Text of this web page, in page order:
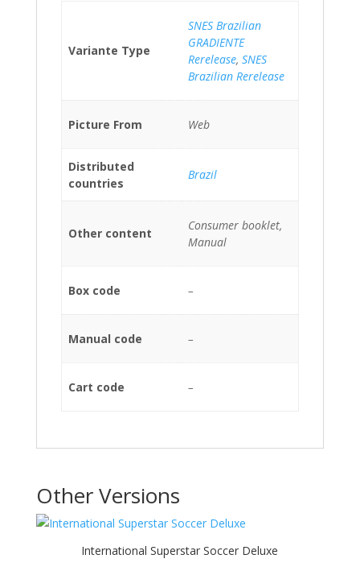
Variante Type
SNES Brazilian
GRADIENTE
Rerelease, SNES
Brazilian Rerelease
Picture From Web
Distributed
countries
Brazil
Other content
Consumer booklet,
Manual
Box code –
Manual code –
Cart code –
Other Versions
International Superstar Soccer Deluxe